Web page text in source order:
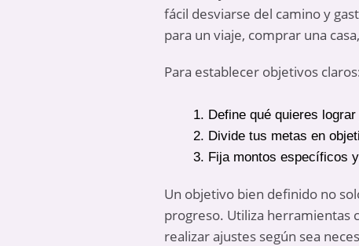
fácil desviarse del camino y
para un viaje, comprar una
Para establecer objetivos
Define qué quieres
Divide tus metas en
Fija montos específicos
Un objetivo bien definido no
progreso. Utiliza herramientas
realizar ajustes según sea